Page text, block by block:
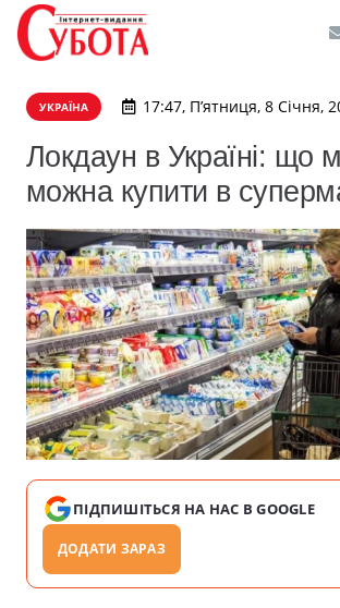
УКРАЇНА 17:47, П’ятниця, 8 Січня,
Локдаун в Україні: що
можна купити в
ПІДПИШІТЬСЯ НА НАС В GOOGLE
ДОДАТИ ЗАРАЗ